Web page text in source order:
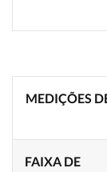
MEDIÇÕES
FAIXA DE